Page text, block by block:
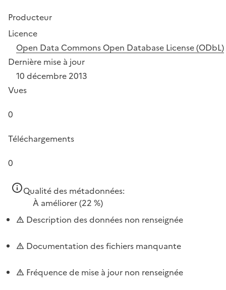
Producteur
Licence
Open Data Commons Open Database License (ODbL)
Dernière mise à jour
10 décembre 2013
Vues
0
Téléchargements
0
Qualité des métadonnées:
À améliorer(22 %)
Description des données non renseignée
Documentation des fichiers manquante
Fréquence de mise à jour non renseignée